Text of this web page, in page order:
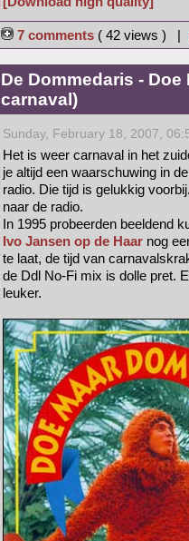
7 comments ( 42 views ) |
De Dommedaris - Doe
carnaval)
Sunday, February 18, 2007,
Het is weer carnaval in het
je altijd een waarschuwing in
radio. Die tijd is gelukkig
naar de radio.
In 1995 probeerden beeldend
Ivo Jansen op de Haar nog
te laat, de tijd van
de Ddl No-Fi mix is dolle pret.
leuker.